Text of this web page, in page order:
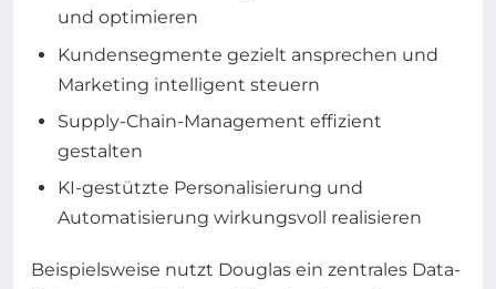
und optimieren
Kundensegmente gezielt ansprechen und
Marketing intelligent steuern
Supply-Chain-Management effizient
gestalten
KI-gestützte Personalisierung und
Automatisierung wirkungsvoll realisieren
Beispielsweise nutzt Douglas ein zentrales Data-